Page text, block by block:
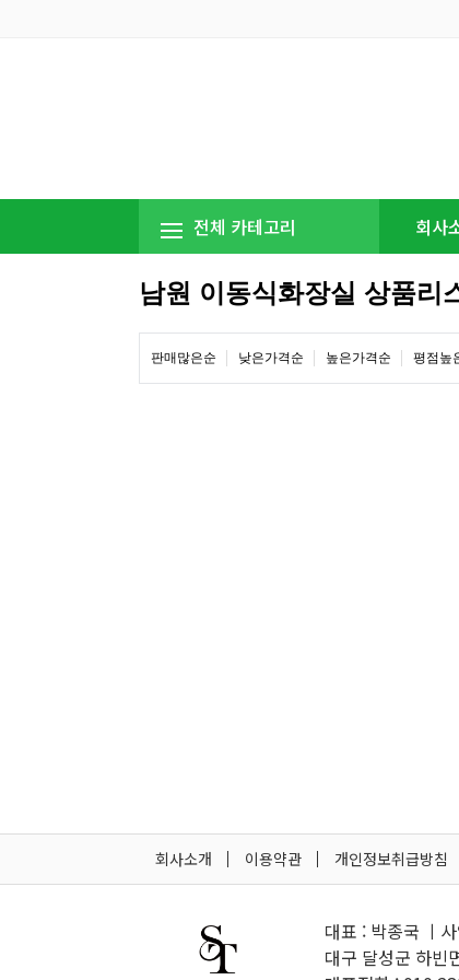
전체 카테고리 회사
남원 이동식화장실 상품리
판매많은순 낮은가격순 높은가격순 평점높
회사소개 이용약관 개인정보취급방침
대표 : 박종국 ㅣ
대구 달성군 하